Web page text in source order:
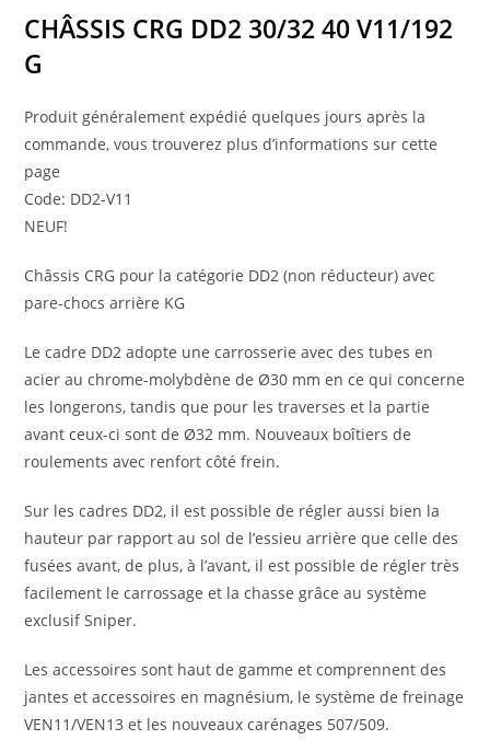
CHÂSSIS CRG DD2 30/32 40 V11/192
G
Produit généralement expédié quelques jours après la
commande, vous trouverez plus d’informations sur cette
page
Code: DD2-V11
NEUF!
Châssis CRG pour la catégorie DD2 (non réducteur) avec
pare-chocs arrière KG
Le cadre DD2 adopte une carrosserie avec des tubes en
acier au chrome-molybdène de Ø30 mm en ce qui concerne
les longerons, tandis que pour les traverses et la partie
avant ceux-ci sont de Ø32 mm. Nouveaux boîtiers de
roulements avec renfort côté frein.
Sur les cadres DD2, il est possible de régler aussi bien la
hauteur par rapport au sol de l’essieu arrière que celle des
fusées avant, de plus, à l’avant, il est possible de régler très
facilement le carrossage et la chasse grâce au système
exclusif Sniper.
Les accessoires sont haut de gamme et comprennent des
jantes et accessoires en magnésium, le système de freinage
VEN11/VEN13 et les nouveaux carénages 507/509.